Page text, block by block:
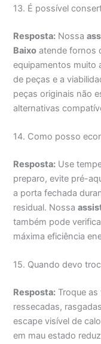
13. É possível
Resposta: Nossa
Baixo atende fornos
equipamentos muito
de peças e a
peças originais não
alternativas
14. Como posso
Resposta: Use
preparo, evite pré-
a porta fechada
residual. Nossa
também pode
máxima eficiência
15. Quando devo
Resposta: Troque
ressecadas,
escape visível de
em mau estado